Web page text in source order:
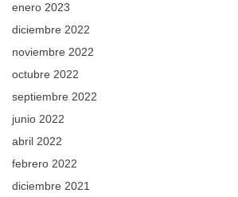
enero 2023
diciembre 2022
noviembre 2022
octubre 2022
septiembre 2022
junio 2022
abril 2022
febrero 2022
diciembre 2021